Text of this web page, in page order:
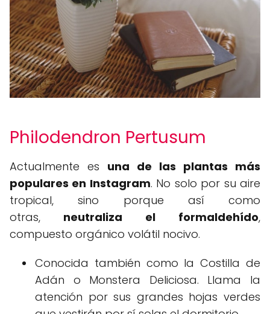
Philodendron Pertusum
Actualmente es una de las plantas más
populares en Instagram. No solo por su aire
tropical, sino porque así como
otras, neutraliza el formaldehído,
compuesto orgánico volátil nocivo.
Conocida también como la Costilla de
Adán o Monstera Deliciosa. Llama la
atención por sus grandes hojas verdes